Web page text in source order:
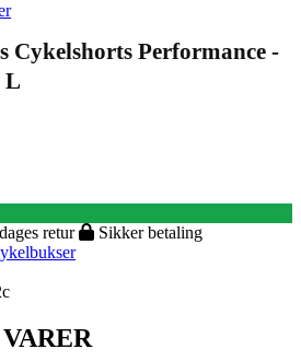
Cykelshorts Performance -
L
retur
Sikker betaling